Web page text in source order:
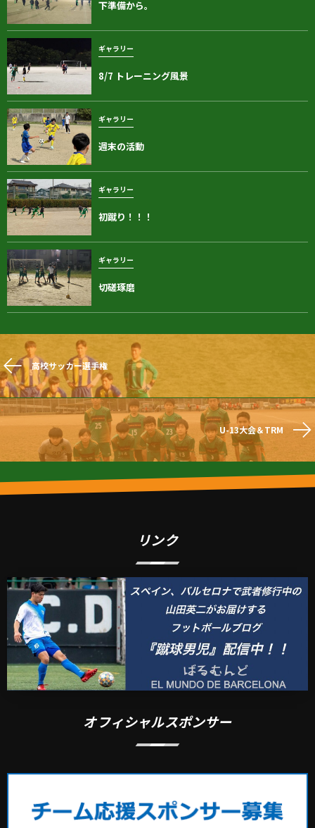
下準備から。
ギャラリー
8/7 トレーニング風景
ギャラリー
週末の活動
ギャラリー
初蹴り！！！
ギャラリー
切磋琢磨
高校サッカー選手権
U-13大会＆TRM
リンク
オフィシャルスポンサー